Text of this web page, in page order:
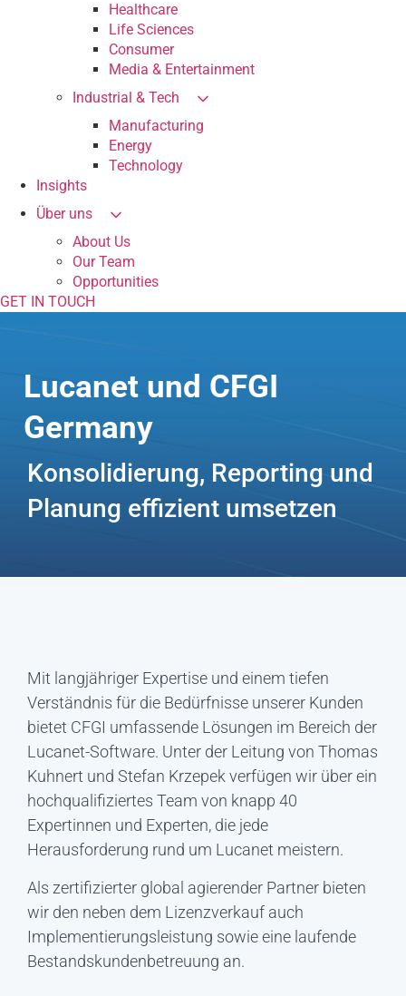
Healthcare
Life Sciences
Consumer
Media & Entertainment
Industrial & Tech
Manufacturing
Energy
Technology
Insights
Über uns
About Us
Our Team
Opportunities
GET IN TOUCH
Lucanet und CFGI
Germany
Konsolidierung, Reporting und
Planung effizient umsetzen
Mit langjähriger Expertise und einem tiefen
Verständnis für die Bedürfnisse unserer Kunden
bietet CFGI umfassende Lösungen im Bereich der
Lucanet-Software. Unter der Leitung von Thomas
Kuhnert und Stefan Krzepek verfügen wir über ein
hochqualifiziertes Team von knapp 40
Expertinnen und Experten, die jede
Herausforderung rund um Lucanet meistern.
Als zertifizierter global agierender Partner bieten
wir den neben dem Lizenzverkauf auch
Implementierungsleistung sowie eine laufende
Bestandskundenbetreuung an.